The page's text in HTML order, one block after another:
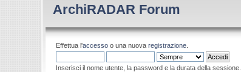
ArchiRADAR Forum
Effettua l'accesso o una nuovaregistrazione.
Inserisci il nome utente, la password e la durata della sessione.